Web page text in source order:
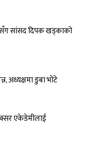
सांसद दिपक खड्काको
अध्यक्षमा डुबा भोटे
एकेडेमीलाई